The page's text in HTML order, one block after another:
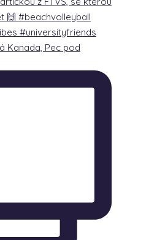
Kanada, Pec pod